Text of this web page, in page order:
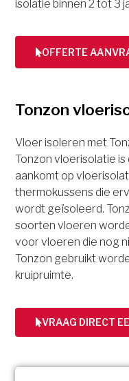
isolatie binnen 2 tot 3
OFFERTE
Tonzon
Vloer isoleren met
Tonzon vloerisolatie
aankomt op
thermokussens die
wordt geïsoleerd.
soorten vloeren
voor vloeren die nog
Tonzon gebruikt
kruipruimte.
VRAAG DIRECT